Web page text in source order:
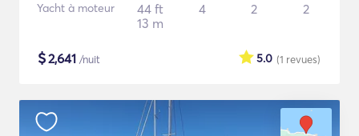
Yacht à moteur
44 ft
13 m
4 2 2
$2,641 /nuit (1 revues)
5.0